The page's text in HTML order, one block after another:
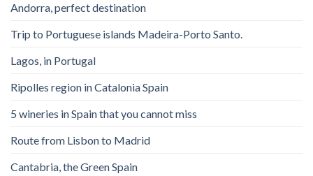
Andorra, perfect destination
Trip to Portuguese islands Madeira-Porto Santo.
Lagos, in Portugal
Ripolles region in Catalonia Spain
5 wineries in Spain that you cannot miss
Route from Lisbon to Madrid
Cantabria, the Green Spain